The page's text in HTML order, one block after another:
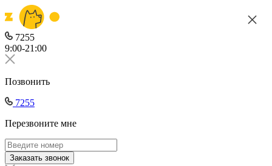
7255
9:00-21:00
Позвонить
7255
Перезвоните мне
Заказать звонок